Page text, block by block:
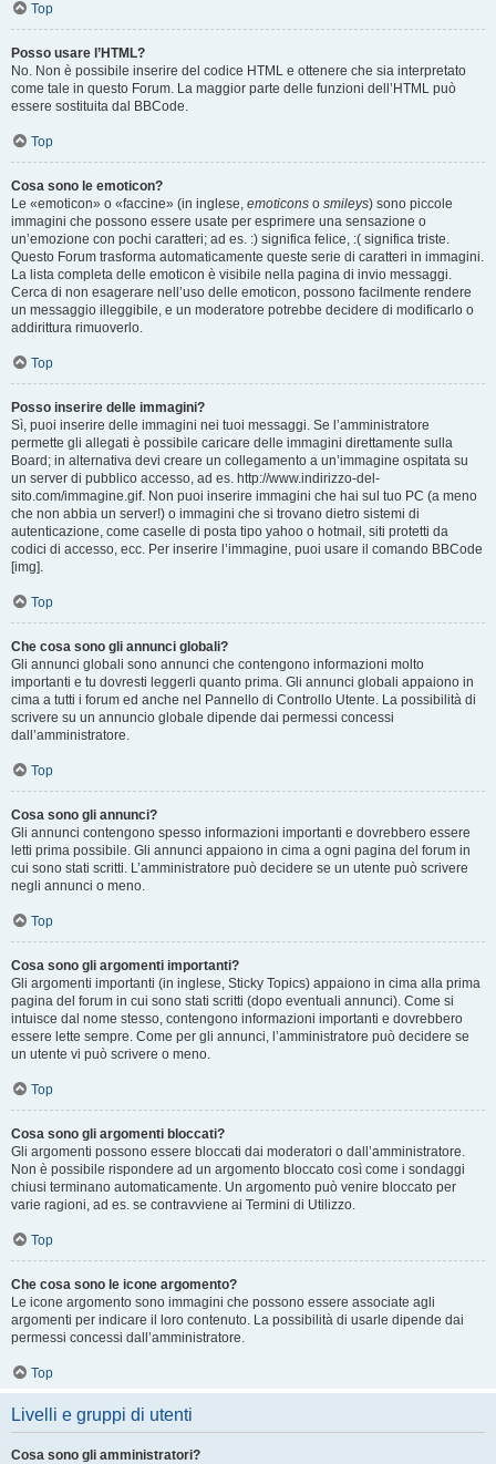
Top
Posso usare l’HTML?
No. Non è possibile inserire del codice HTML e ottenere che sia interpretato
come tale in questo Forum. La maggior parte delle funzioni dell’HTML può
essere sostituita dal BBCode.
Top
Cosa sono le emoticon?
Le «emoticon» o «faccine» (in inglese, emoticons o smileys) sono piccole
immagini che possono essere usate per esprimere una sensazione o
un’emozione con pochi caratteri; ad es. :) significa felice, :( significa triste.
Questo Forum trasforma automaticamente queste serie di caratteri in immagini.
La lista completa delle emoticon è visibile nella pagina di invio messaggi.
Cerca di non esagerare nell’uso delle emoticon, possono facilmente rendere
un messaggio illeggibile, e un moderatore potrebbe decidere di modificarlo o
addirittura rimuoverlo.
Top
Posso inserire delle immagini?
Sì, puoi inserire delle immagini nei tuoi messaggi. Se l’amministratore
permette gli allegati è possibile caricare delle immagini direttamente sulla
Board; in alternativa devi creare un collegamento a un’immagine ospitata su
un server di pubblico accesso, ad es. http://www.indirizzo-del-
sito.com/immagine.gif. Non puoi inserire immagini che hai sul tuo PC (a meno
che non abbia un server!) o immagini che si trovano dietro sistemi di
autenticazione, come caselle di posta tipo yahoo o hotmail, siti protetti da
codici di accesso, ecc. Per inserire l’immagine, puoi usare il comando BBCode
[img].
Top
Che cosa sono gli annunci globali?
Gli annunci globali sono annunci che contengono informazioni molto
importanti e tu dovresti leggerli quanto prima. Gli annunci globali appaiono in
cima a tutti i forum ed anche nel Pannello di Controllo Utente. La possibilità di
scrivere su un annuncio globale dipende dai permessi concessi
dall’amministratore.
Top
Cosa sono gli annunci?
Gli annunci contengono spesso informazioni importanti e dovrebbero essere
letti prima possibile. Gli annunci appaiono in cima a ogni pagina del forum in
cui sono stati scritti. L’amministratore può decidere se un utente può scrivere
negli annunci o meno.
Top
Cosa sono gli argomenti importanti?
Gli argomenti importanti (in inglese, Sticky Topics) appaiono in cima alla prima
pagina del forum in cui sono stati scritti (dopo eventuali annunci). Come si
intuisce dal nome stesso, contengono informazioni importanti e dovrebbero
essere lette sempre. Come per gli annunci, l’amministratore può decidere se
un utente vi può scrivere o meno.
Top
Cosa sono gli argomenti bloccati?
Gli argomenti possono essere bloccati dai moderatori o dall’amministratore.
Non è possibile rispondere ad un argomento bloccato così come i sondaggi
chiusi terminano automaticamente. Un argomento può venire bloccato per
varie ragioni, ad es. se contravviene ai Termini di Utilizzo.
Top
Che cosa sono le icone argomento?
Le icone argomento sono immagini che possono essere associate agli
argomenti per indicare il loro contenuto. La possibilità di usarle dipende dai
permessi concessi dall’amministratore.
Top
Livelli e gruppi di utenti
Cosa sono gli amministratori?